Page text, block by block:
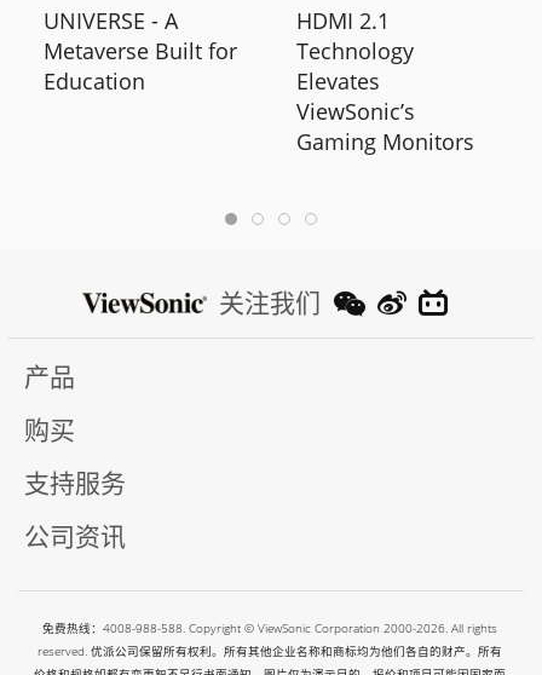
UNIVERSE - A
Metaverse Built for
Education
HDMI 2.1
Technology
Elevates
ViewSonic’s
Gaming Monitors
关注我们
产品
购买
支持服务
公司资讯
免费热线：4008-988-588. Copyright © ViewSonic Corporation 2000-2026. All rights
reserved. 优派公司保留所有权利。所有其他企业名称和商标均为他们各自的财产。所有